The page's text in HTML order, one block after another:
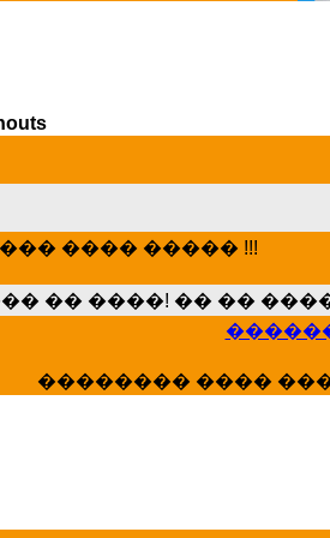
��� ��� ��������
��� ����� ���
�������� ����